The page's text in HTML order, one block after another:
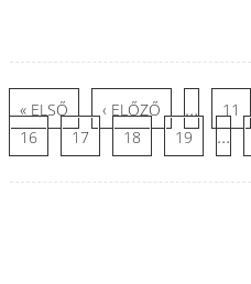
Oldalak
« ELSŐ ‹ ELŐZŐ … 11
16
17 18 19 …